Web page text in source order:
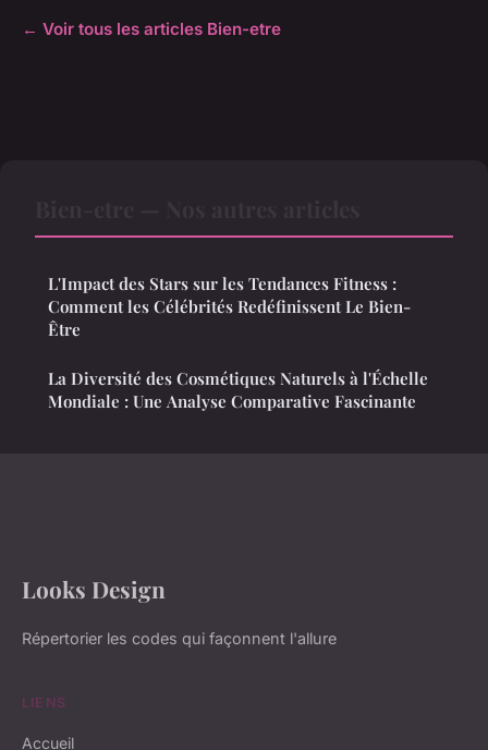
← Voir tous les articles Bien-etre
L'Impact des Stars sur les Tendances Fitness :
Comment les Célébrités Redéfinissent Le Bien-
Être
La Diversité des Cosmétiques Naturels à l'Échelle
Mondiale : Une Analyse Comparative Fascinante
Looks Design
Répertorier les codes qui façonnent l'allure
LIENS
Accueil